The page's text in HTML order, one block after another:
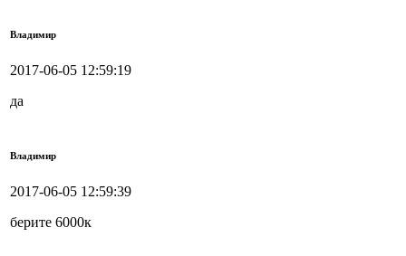
Владимир
2017-06-05 12:59:19
да
Владимир
2017-06-05 12:59:39
берите 6000к